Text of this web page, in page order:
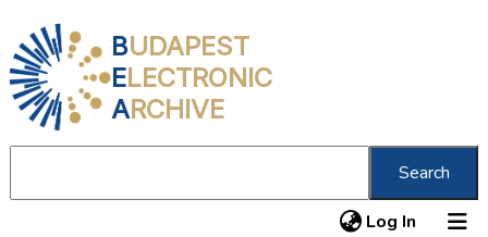
BUDAPEST
ELECTRONIC
ARCHIVE
Search
Log In (current)